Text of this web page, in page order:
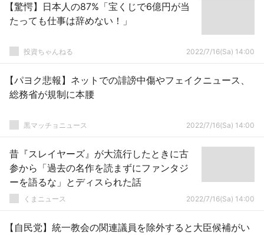
【驚愕】日本人の87%「宝くじで6億円が当
たっても仕事は辞めない！」
投資ちゃんねる 2022/7/16(Sa) 14:00
【パヨク悲報】ネットでの誹謗中傷やフェイクニュース、
総務省が規制に本腰
黒マッチョニュース 2022/7/16(Sa) 14:00
昔『スレイヤーズ』が大流行したときに古
参から「過去の名作を読まずにファンタジ
ーを語るな」とディスられた話
くまニュース 2022/7/16(Sa) 14:00
【自民党】統一教会の関連議員を除外すると大臣候補がい